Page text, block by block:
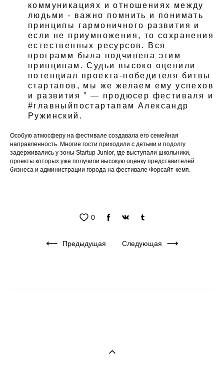
коммуникациях и отношениях между
людьми - важно помнить и понимать
принципы гармоничного развития и
если не приумножения, то сохранения
естественных ресурсов. Вся
программ была подчинена этим
принципам. Судьи высоко оценили
потенциал проекта-победителя битвы
стартапов, мы же желаем ему успехов
и развития ” — продюсер фестиваля и
#главныйпостартапам Александр
Ружинский.
Особую атмосферу на фестивале создавала его семейная
направленность. Многие гости приходили с детьми и подолгу
задерживались у зоны Startup Junior, где выступали школьники,
проекты которых уже получили высокую оценку представителей
бизнеса и администрации города на фестивале Форсайт-кемп.
0
Предыдущая Следующая